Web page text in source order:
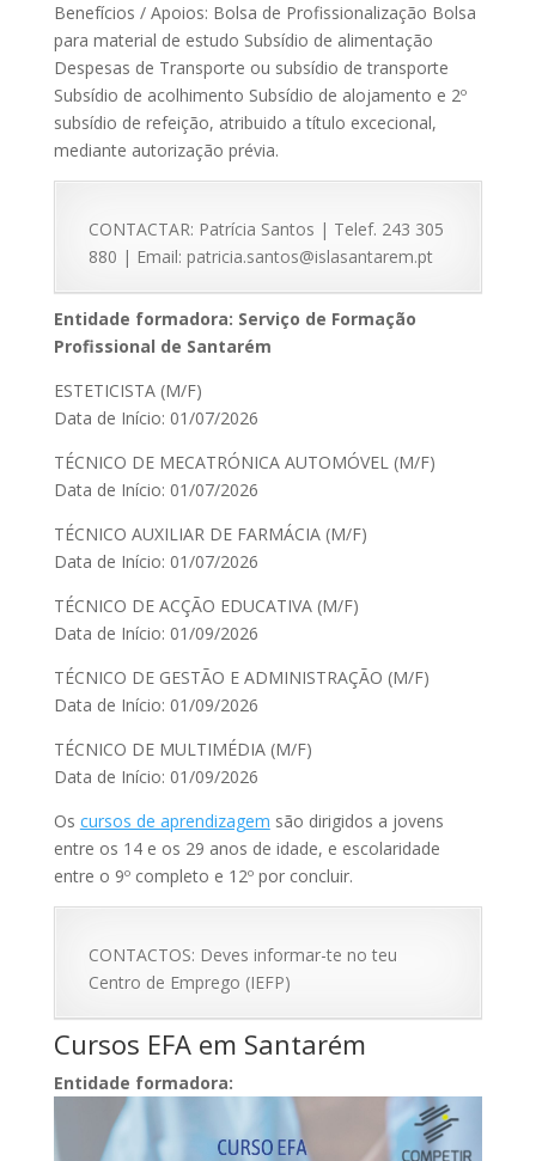
Benefícios / Apoios: Bolsa de Profissionalização Bolsa
para material de estudo Subsídio de alimentação
Despesas de Transporte ou subsídio de transporte
Subsídio de acolhimento Subsídio de alojamento e 2º
subsídio de refeição, atribuido a título excecional,
mediante autorização prévia.
CONTACTAR: Patrícia Santos | Telef. 243 305
880 | Email: patricia.santos@islasantarem.pt
Entidade formadora: Serviço de Formação
Profissional de Santarém
ESTETICISTA (M/F)
Data de Início: 01/07/2026
TÉCNICO DE MECATRÓNICA AUTOMÓVEL (M/F)
Data de Início: 01/07/2026
TÉCNICO AUXILIAR DE FARMÁCIA (M/F)
Data de Início: 01/07/2026
TÉCNICO DE ACÇÃO EDUCATIVA (M/F)
Data de Início: 01/09/2026
TÉCNICO DE GESTÃO E ADMINISTRAÇÃO (M/F)
Data de Início: 01/09/2026
TÉCNICO DE MULTIMÉDIA (M/F)
Data de Início: 01/09/2026
Os cursos de aprendizagem são dirigidos a jovens
entre os 14 e os 29 anos de idade, e escolaridade
entre o 9º completo e 12º por concluir.
CONTACTOS: Deves informar-te no teu
Centro de Emprego (IEFP)
Cursos EFA em Santarém
Entidade formadora: